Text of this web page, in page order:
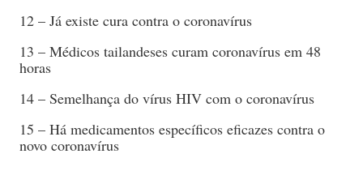
12 – Já existe cura contra o coronavírus
13 – Médicos tailandeses curam coronavírus em 48
horas
14 – Semelhança do vírus HIV com o coronavírus
15 – Há medicamentos específicos eficazes contra o
novo coronavírus